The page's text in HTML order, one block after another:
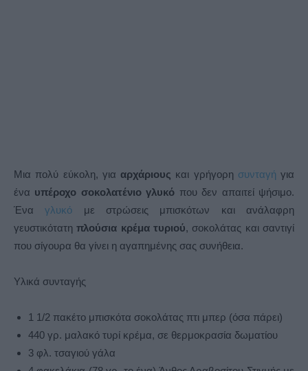
Μια πολύ εύκολη, για αρχάριους και γρήγορη συνταγή για
ένα υπέροχο σοκολατένιο γλυκό που δεν απαιτεί ψήσιμο.
Έναγλυκό με στρώσεις μπισκότων και ανάλαφρη
γευστικότατηπλούσια κρέμα τυριού, σοκολάτας και σαντιγί
που σίγουρα θα γίνει η αγαπημένης σας συνήθεια.
Υλικά συνταγής
1 1/2 πακέτο μπισκότα σοκολάτας πτι μπερ (όσα πάρει)
440 γρ. μαλακό τυρί κρέμα, σε θερμοκρασία δωματίου
3 φλ. τσαγιού γάλα